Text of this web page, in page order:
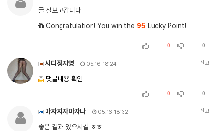
글 잘보고갑니다
Congratulation! You win the 95 Lucky Point!
0 0
시디정지영 05.16 18:24 신고
댓글내용 확인
0 0
마자자자마자나 05.16 18:32 신고
좋은 결과 있으시길 ㅎㅎ